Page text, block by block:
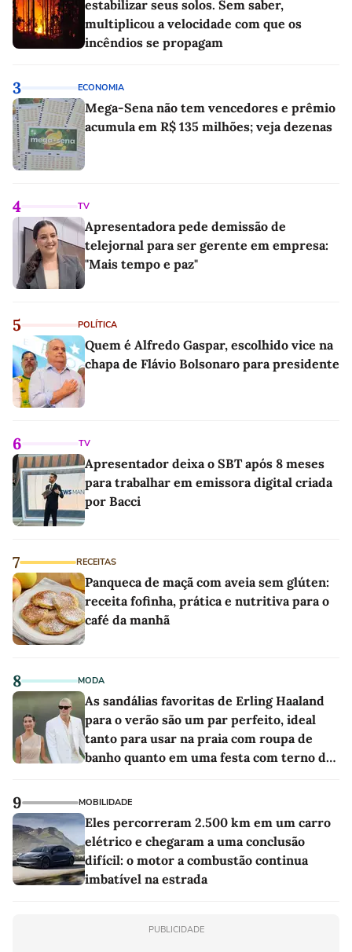
estabilizar seus solos. Sem saber,
multiplicou a velocidade com que os
incêndios se propagam
3 ECONOMIA
Mega-Sena não tem vencedores e prêmio
acumula em R$ 135 milhões; veja dezenas
4 TV
Apresentadora pede demissão de
telejornal para ser gerente em empresa:
"Mais tempo e paz"
5 POLÍTICA
Quem é Alfredo Gaspar, escolhido vice na
chapa de Flávio Bolsonaro para presidente
6 TV
Apresentador deixa o SBT após 8 meses
para trabalhar em emissora digital criada
por Bacci
7 RECEITAS
Panqueca de maçã com aveia sem glúten:
receita fofinha, prática e nutritiva para o
café da manhã
8 MODA
As sandálias favoritas de Erling Haaland
para o verão são um par perfeito, ideal
tanto para usar na praia com roupa de
banho quanto em uma festa com terno de
9 MOBILIDADE
Eles percorreram 2.500 km em um carro
elétrico e chegaram a uma conclusão
difícil: o motor a combustão continua
imbatível na estrada
PUBLICIDADE